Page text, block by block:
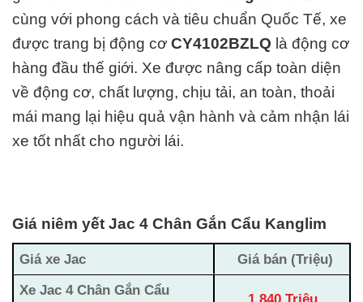
cùng với phong cách và tiêu chuẩn Quốc Tế, xe
được trang bị động cơ CY4102BZLQ là động cơ
hàng đầu thế giới. Xe được nâng cấp toàn diện
về động cơ, chất lượng, chịu tải, an toàn, thoải
mái mang lại hiệu quả vận hành và cảm nhận lái
xe tốt nhất cho người lái.
Giá niêm yết Jac 4 Chân Gắn Cẩu Kanglim
Giá xe Jac
Giá bán (Triệu)
Xe Jac 4 Chân Gắn Cẩu
1.840 Triệu